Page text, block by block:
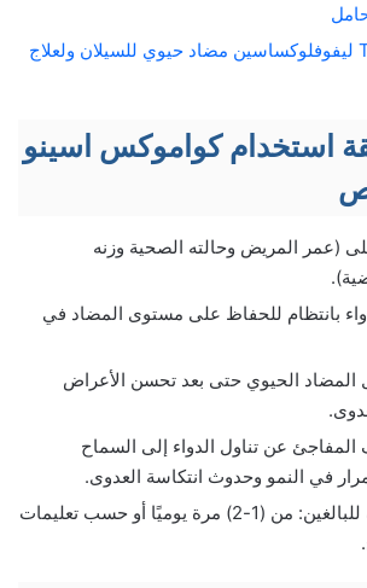
تافانيك Tavanic ليفوفلوكساسين مضاد حيوي للسيلان ولعلاج
استخدام كواموكس اسينو
(عمر المريض وحالته الصحية وزنه
بانتظام للحفاظ على مستوى المضاد في
المضاد الحيوي حتى بعد تحسن الأعراض
المفاجئ عن تناول الدواء إلى السماح
في النمو وحدوث انتكاسة العدوى.
الجرعة العلاجية للبالغين: من (1-2) مرة يوميًا أو حسب تعليمات